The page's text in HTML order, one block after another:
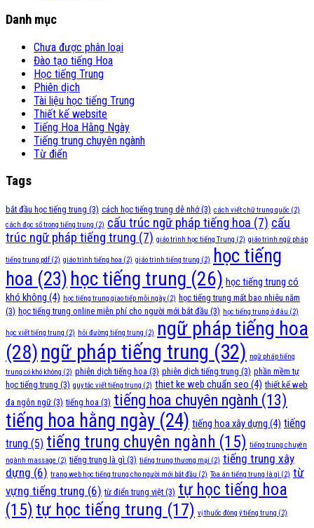
Danh mục
Chưa được phân loại
Đào tạo tiếng Hoa
Học tiếng Trung
Phiên dịch
Tài liệu học tiếng Trung
Thiết kế website
Tiếng Hoa Hằng Ngày
Tiếng trung chuyên ngành
Từ điển
Tags
bắt đầu học tiếng trung (3) cách học tiếng trung dễ nhớ(3) cách viết chữ trung quốc (2)
cách đọc số trong tiếng trung (2) cấu trúc ngữ pháp tiếng hoa (7) cấu
trúc ngữ pháp tiếng trung (7) giáo trình học tiếng Trung (2) giáo trình ngữ pháp
tiếng trung pdf (2) giáo trình tiếng hoa (2) giáo trình tiếng trung (2)
học tiếng
hoa (23) học tiếng trung (26) học tiếng trung có
khó không (4) học tiếng trung giao tiếp mỗi ngày(2) học tiếng trung mất bao nhiêu năm
(3) học tiếng trung online miễn phí cho người mới bắt đầu (3) học tiếng trung ở đâu (2)
học viết tiếng trung (2) hỏi đường tiếng trung (2) ngữ pháp tiếng hoa
(28) ngữ pháp tiếng trung (32) ngữ pháp tiếng
trung có khó không (2) phiên dịch tiếng hoa (3) phiên dịch tiếng trung (3) phần mềm tự
học tiếng trung (3) quy tắc viết tiếng trung (2) thiet ke web chuẩn seo (4) thiết kế web
đa ngôn ngữ (3) tiếng hoa (3) tiếng hoa chuyên ngành (13)
tiếng hoa hằng ngày (24) tiếng hoa xây dựng (4) tiếng
trung (5) tiếng trung chuyên ngành (15) tiếng trung chuyên
ngành massage (2) tiếng trung là gì (3) tiếng trung thương mại (2) tiếng trung xây
dựng (6) trang web học tiếng trung cho người mới bắt đầu (2) Tòa án tiếng trung là gì (2) từ
vựng tiếng trung (6) từ điển trung việt (3) tự học tiếng hoa
(15) tự học tiếng trung (17) vị thuốc đông ý tiếng trung (2)